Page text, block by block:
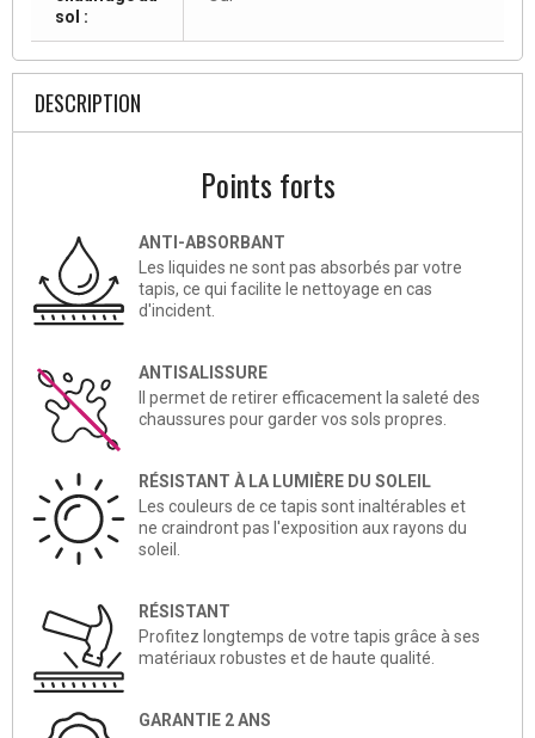
sol :
DESCRIPTION
Points forts
ANTI-ABSORBANT
Les liquides ne sont pas absorbés par votre
tapis, ce qui facilite le nettoyage en cas
d'incident.
ANTISALISSURE
Il permet de retirer efficacement la saleté des
chaussures pour garder vos sols propres.
RÉSISTANT À LA LUMIÈRE DU SOLEIL
Les couleurs de ce tapis sont inaltérables et
ne craindront pas l'exposition aux rayons du
soleil.
RÉSISTANT
Profitez longtemps de votre tapis grâce à ses
matériaux robustes et de haute qualité.
GARANTIE 2 ANS